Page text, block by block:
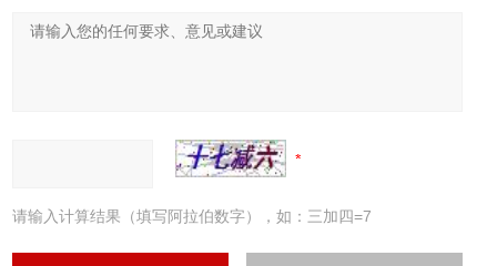
请输入计算结果（填写阿拉伯数字），如：三加四=7